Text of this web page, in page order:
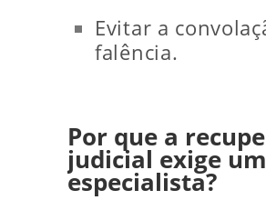
Evitar a
falência.
Por que a
judicial exige um
especialista?